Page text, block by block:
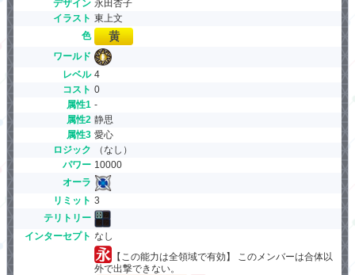
デザイン 永田杏子
イラスト 東上文
色
ワールド
レベル 4
コスト 0
属性1 -
属性2 静思
属性3 愛心
ロジック
（なし）
パワー 10000
オーラ
リミット 3
テリトリー
インターセプト なし
【この能力は全領域で有効】 このメンバーは合体以
外で出撃できない。